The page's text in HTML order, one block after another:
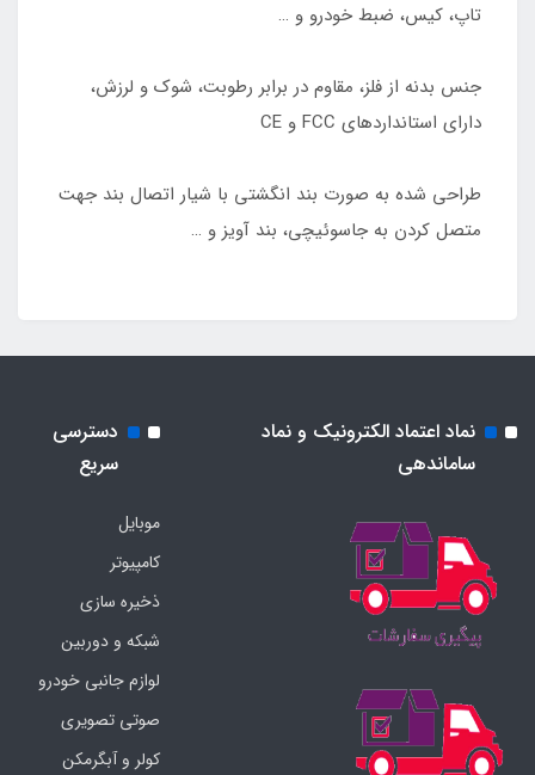
تاپ، کیس، ضبط خودرو و …
جنس بدنه از فلز، مقاوم در برابر رطوبت، شوک و لرزش،
دارای استانداردهای FCC و CE
طراحی شده به صورت بند انگشتی با شیار اتصال بند جهت
متصل کردن به جاسوئیچی، بند آویز و …
نماد اعتماد الکترونیک و نماد
ساماندهی
دسترسی
سریع
موبایل
کامپیوتر
ذخیره سازی
شبکه و دوربین
لوازم جانبی خودرو
صوتی تصویری
کولر و آبگرمکن